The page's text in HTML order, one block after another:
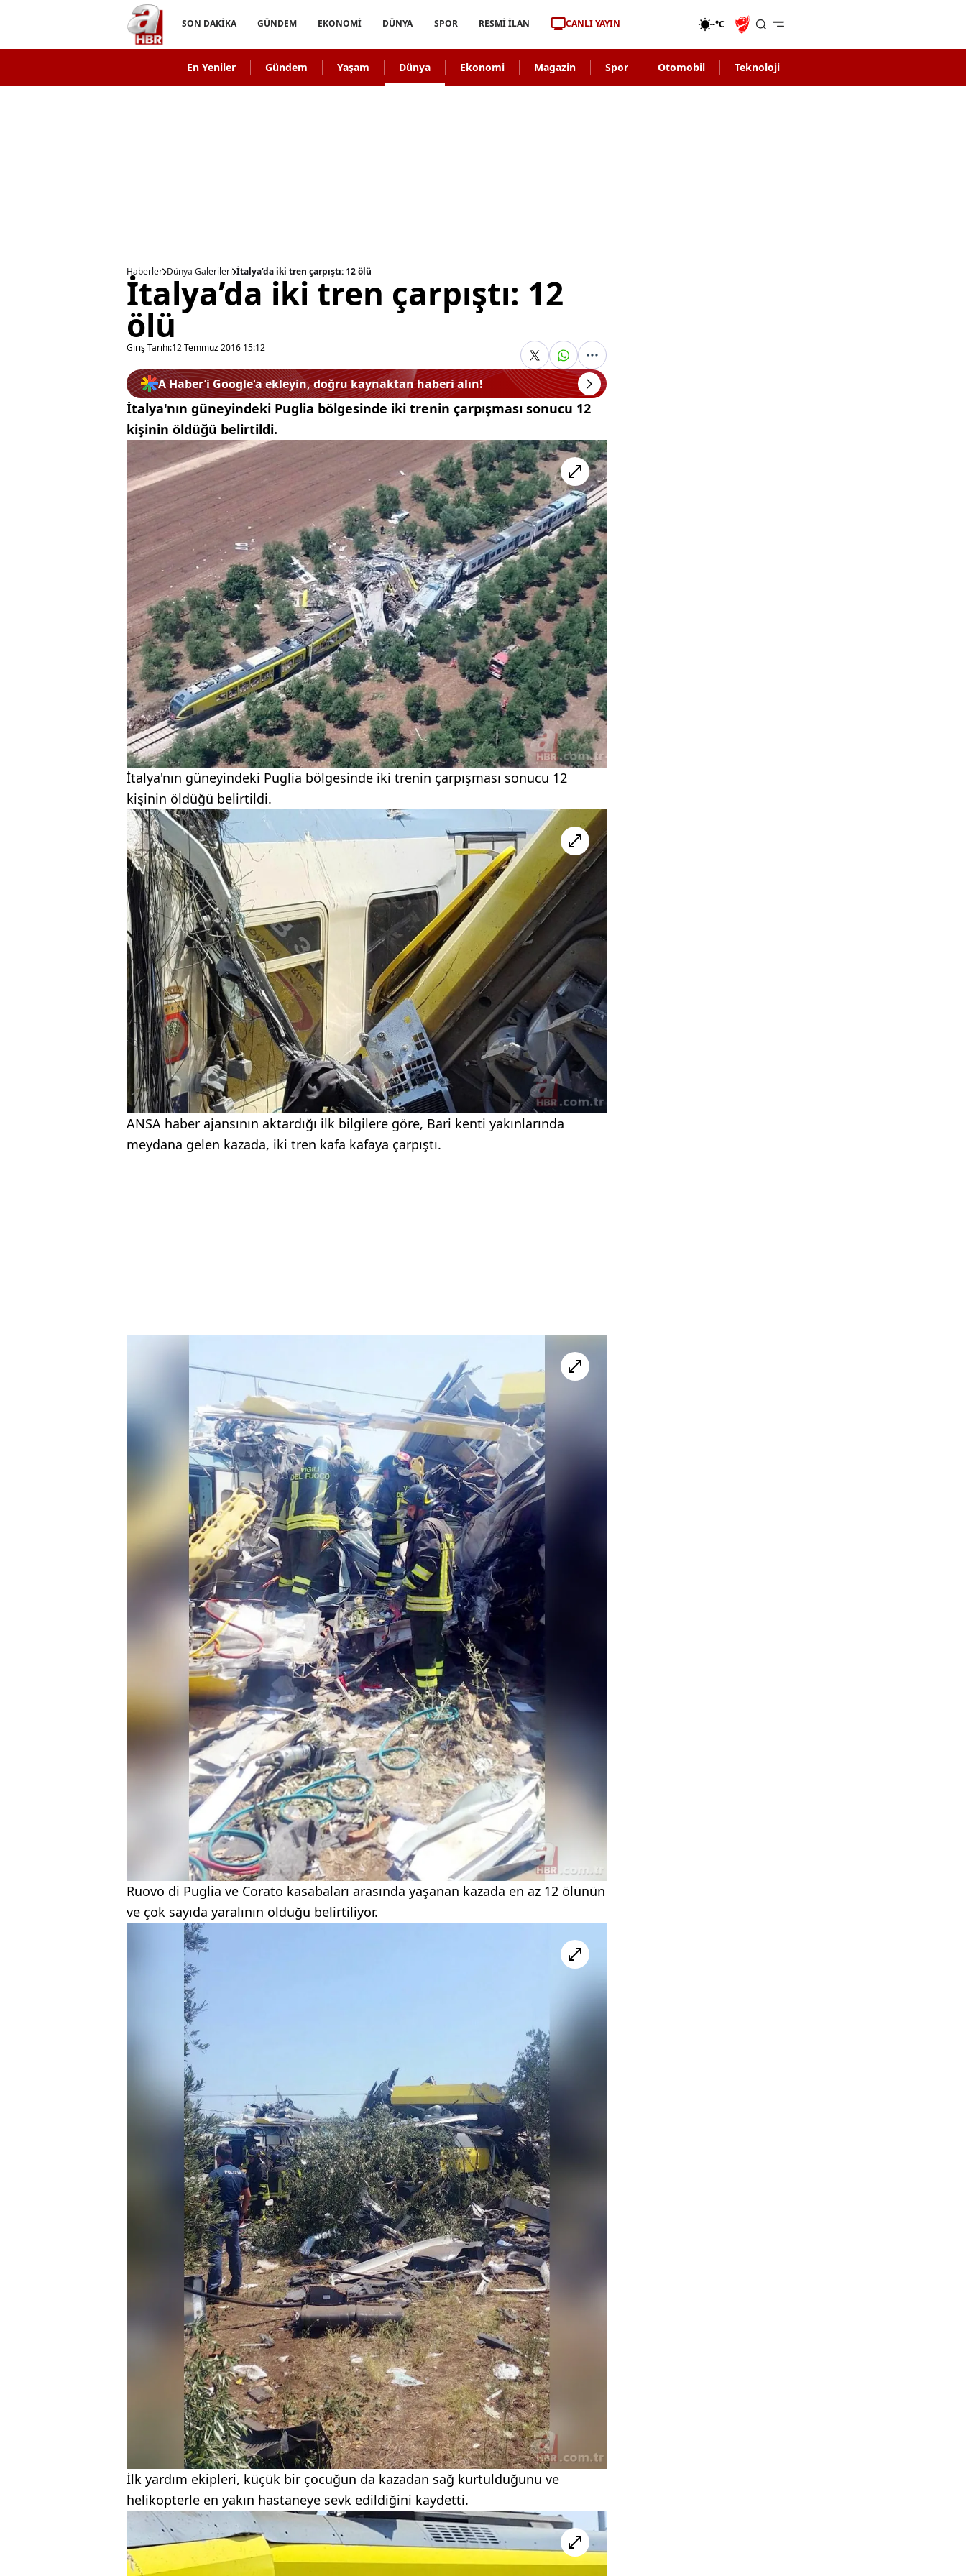
SON DAKİKA GÜNDEM EKONOMİ DÜNYA SPOR RESMİ İLAN CANLI YAYIN -°C
En Yeniler Gündem Yaşam Dünya Ekonomi Magazin Spor Otomobil Teknoloji
Haberler Dünya Galerileri İtalya’da iki tren çarpıştı: 12 ölü
İtalya’da iki tren çarpıştı: 12
ölü
Giriş Tarihi:12 Temmuz 2016 15:12
A Haber’i Google'a ekleyin, doğru kaynaktan haberi alın!
İtalya'nın güneyindeki Puglia bölgesinde iki trenin çarpışması sonucu 12
kişinin öldüğü belirtildi.
İtalya'nın güneyindeki Puglia bölgesinde iki trenin çarpışması sonucu 12
kişinin öldüğü belirtildi.
ANSA haber ajansının aktardığı ilk bilgilere göre, Bari kenti yakınlarında
meydana gelen kazada, iki tren kafa kafaya çarpıştı.
Ruovo di Puglia ve Corato kasabaları arasında yaşanan kazada en az 12 ölünün
ve çok sayıda yaralının olduğu belirtiliyor.
İlk yardım ekipleri, küçük bir çocuğun da kazadan sağ kurtulduğunu ve
helikopterle en yakın hastaneye sevk edildiğini kaydetti.